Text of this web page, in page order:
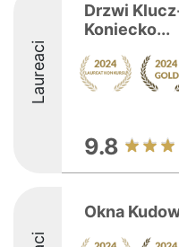
Laureaci
Drzwi
Koniecko...
9.8
Okna